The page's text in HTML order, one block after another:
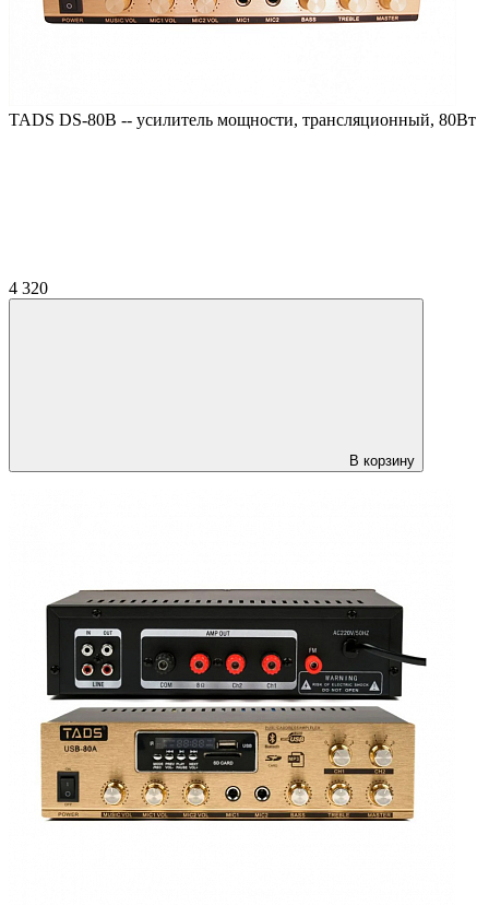
TADS DS-80B -- усилитель мощности, трансляционный, 80Вт
4 320
В корзину